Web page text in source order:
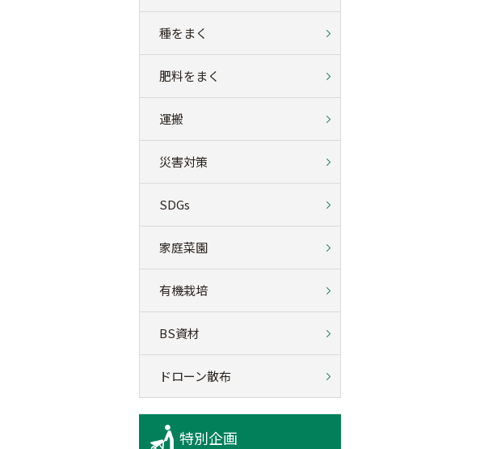
種をまく
肥料をまく
運搬
災害対策
SDGs
家庭菜園
有機栽培
BS資材
ドローン散布
特別企画